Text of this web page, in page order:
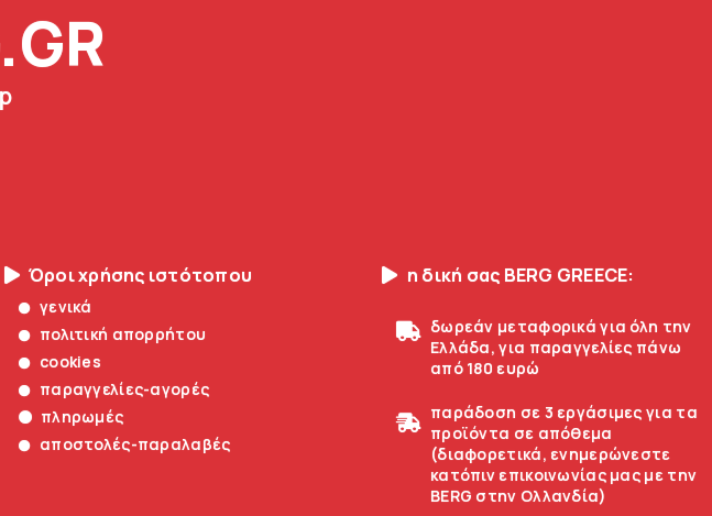
Όροι χρήσης ιστότοπου
γενικά
πολιτική απορρήτου
cookies
παραγγελίες-αγορές
πληρωμές
αποστολές-παραλαβές
η δική σας BERG GREECE:
δωρεάν μεταφορικά για όλη την
Ελλάδα, για παραγγελίες πάνω
από 180 ευρώ
παράδοση σε 3 εργάσιμες για τα
προϊόντα σε απόθεμα
(διαφορετικά, ενημερώνεστε
κατόπιν επικοινωνίας μας με την
BERG στην Ολλανδία)